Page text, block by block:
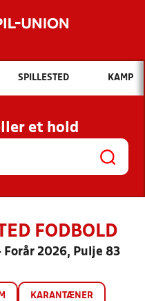
Hvad vil du søge efter?
OG NYHEDER
KLUBBER OG
SPILLESTED KAMP
et hold
FODBOLD
Forår 2026, Pulje 83
KARANTÆNER